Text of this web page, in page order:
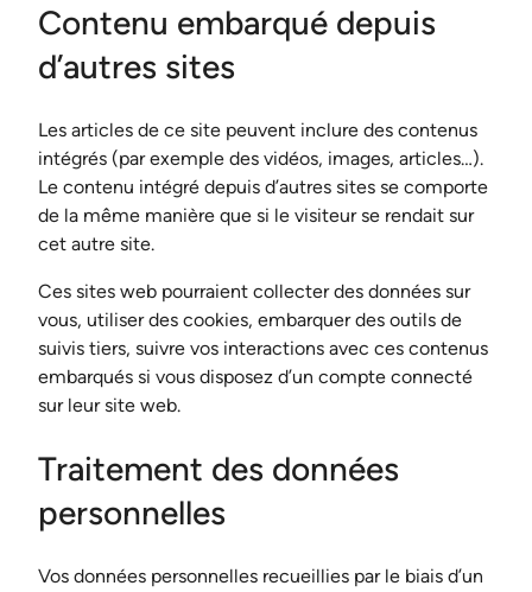
Contenu embarqué depuis
d’autres sites
Les articles de ce site peuvent inclure des contenus
intégrés (par exemple des vidéos, images, articles…).
Le contenu intégré depuis d’autres sites se comporte
de la même manière que si le visiteur se rendait sur
cet autre site.
Ces sites web pourraient collecter des données sur
vous, utiliser des cookies, embarquer des outils de
suivis tiers, suivre vos interactions avec ces contenus
embarqués si vous disposez d’un compte connecté
sur leur site web.
Traitement des données
personnelles
Vos données personnelles recueillies par le biais d’un